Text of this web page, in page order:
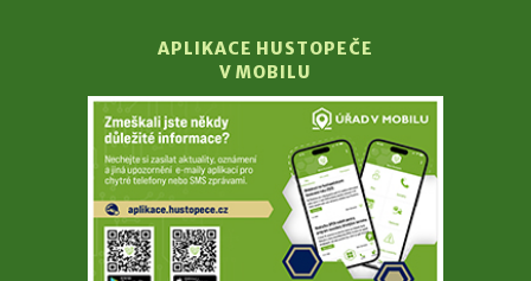
APLIKACE HUSTOPEČE
V MOBILU